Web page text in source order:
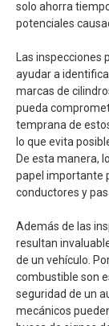
solo ahorra
potenciales
Las
ayudar a
marcas de
pueda
temprana de
lo que evita
De esta manera,
papel importante
conductores y
Además de las
resultan
de un vehículo.
combustible son
seguridad de un
mecánicos